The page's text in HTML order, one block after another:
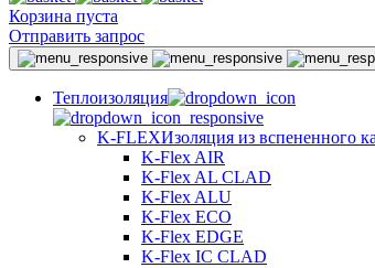
Корзина пуста
Отправить запрос
Теплоизоляция
K-FLEXИзоляция из вспененного
K-Flex AIR
K-Flex AL CLAD
K-Flex ALU
K-Flex ECO
K-Flex EDGE
K-Flex IC CLAD